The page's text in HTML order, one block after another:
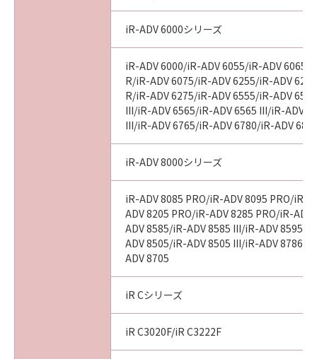
iR-ADV 6000シリーズ
iR-ADV 6000/iR-ADV 6055/iR-ADV 6065/
R/iR-ADV 6075/iR-ADV 6255/iR-ADV
R/iR-ADV 6275/iR-ADV 6555/iR-ADV
III/iR-ADV 6565/iR-ADV 6565 III/iR-ADV
III/iR-ADV 6765/iR-ADV 6780/iR-ADV
iR-ADV 8000シリーズ
iR-ADV 8085 PRO/iR-ADV 8095 PRO/iR-
ADV 8205 PRO/iR-ADV 8285 PRO/iR-
ADV 8585/iR-ADV 8585 III/iR-ADV 8595/
ADV 8505/iR-ADV 8505 III/iR-ADV 8786/
ADV 8705
iR Cシリーズ
iR C3020F/iR C3222F